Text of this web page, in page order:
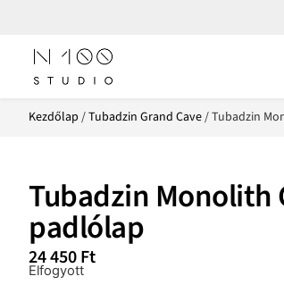
Kezdőlap /Tubadzin Grand Cave/ Tubadzin
Tubadzin Monolith
padlólap
24 450Ft
Elfogyott